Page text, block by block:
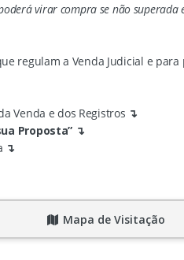
virar compra se não
regulam a Venda Judicial e
Venda e dos Registros ↴
Proposta” ↴
↴
Mapa de Visitação